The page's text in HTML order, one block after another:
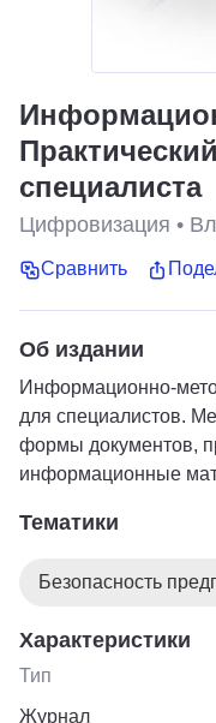
специалиста
Цифровизация •
Сравнить
Об издании
Информационно-
для специалистов.
формы документов,
информационные
Тематики
Безопасность
Характеристики
Тип
Журнал